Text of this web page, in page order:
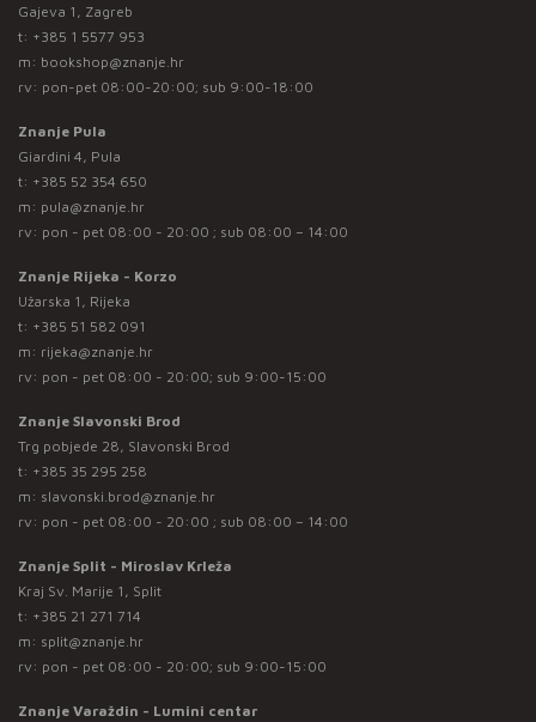
Gajeva 1, Zagreb
t: +385 1 5577 953
m: bookshop@znanje.hr
rv: pon-pet 08:00-20:00; sub 9:00-18:00
Znanje Pula
Giardini 4, Pula
t: +385 52 354 650
m: pula@znanje.hr
rv: pon - pet 08:00 - 20:00 ; sub 08:00 – 14:00
Znanje Rijeka - Korzo
Užarska 1, Rijeka
t: +385 51 582 091
m: rijeka@znanje.hr
rv: pon - pet 08:00 - 20:00; sub 9:00-15:00
Znanje Slavonski Brod
Trg pobjede 28, Slavonski Brod
t: +385 35 295 258
m: slavonski.brod@znanje.hr
rv: pon - pet 08:00 - 20:00 ; sub 08:00 – 14:00
Znanje Split - Miroslav Krleža
Kraj Sv. Marije 1, Split
t: +385 21 271 714
m: split@znanje.hr
rv: pon - pet 08:00 - 20:00; sub 9:00-15:00
Znanje Varaždin - Lumini centar